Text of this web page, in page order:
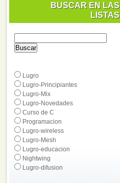
BUSCAR EN LAS
LISTAS
Lugro
Lugro-Principiantes
Lugro-Mix
Lugro-Novedades
Curso de C
Programacion
Lugro-wireless
Lugro-Mesh
Lugro-educacion
Nightwing
Lugro-difusion